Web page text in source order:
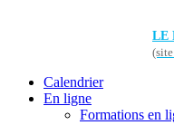
LE
Calendrier
En ligne
Formations en